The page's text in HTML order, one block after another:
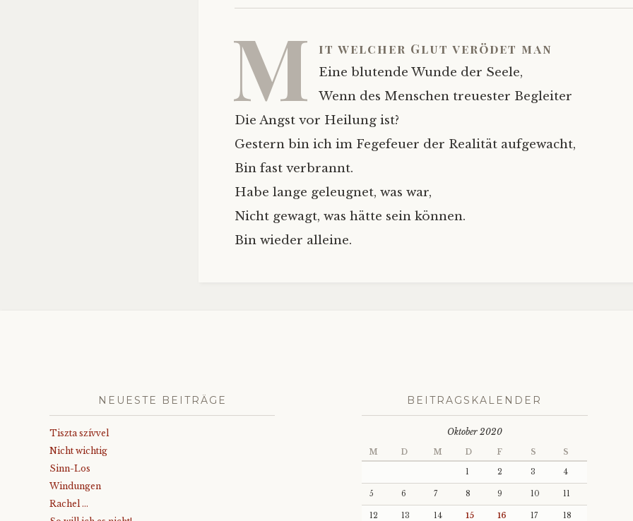
M it welcher Glut verödet man
Eine blutende Wunde der Seele,
Wenn des Menschen treuester Begleiter
Die Angst vor Heilung ist?
Gestern bin ich im Fegefeuer der Realität aufgewacht,
Bin fast verbrannt.
Habe lange geleugnet, was war,
Nicht gewagt, was hätte sein können.
Bin wieder alleine.
NEUESTE BEITRÄGE
Tiszta szívvel
Nicht wichtig
Sinn-Los
Windungen
Rachel …
BEITRAGSKALENDER
Oktober 2020
M D M D F S S
1 2 3 4
5 6 7 8 9 10 11
12 13 14 15 16 17 18